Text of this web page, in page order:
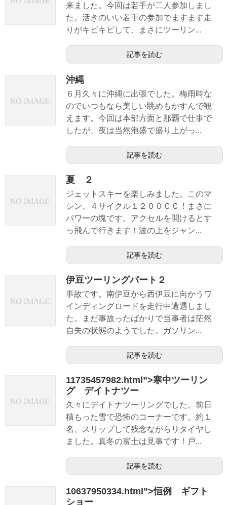
来ました。今回は若手が二人参加しまし
た。活きのいい若手の参加でますます走
りがキビキビして、まさにツーリン...
記事を読む
沖縄
６月久々に沖縄に出張でした。梅雨時な
のでいつもなら美しい眺めもかすんで観
えます。今回は本部方面と那覇で仕事で
したが、夜は当然泡盛で盛り上がっ...
記事を読む
夏 ２
ジェットスキーを楽しみました。このマ
シン、４サイクル１２００ＣＣ！まさに
パワーの塊です。アクセルを開けるとす
っ飛んで行きます！波の上をジャン...
記事を読む
伊豆ツーリングパート２
事故です。南伊豆から西伊豆に向かうワ
インディングロードを走行中遭遇しまし
た。まだ事故ったばかりで当事者は茫然
自失の状態のようでした。ガソリン...
記事を読む
11735457982.html”>寒中ツーリン
グ デイトナツー
久々にデイトナツーリングでした。前日
積もった雪で恐怖のコーナーです。約１
名、スリップして残念ながらリタイヤし
ました。真冬の富士は見事です！戸...
記事を読む
10637950334.html”>恒例 ギフト
ショー